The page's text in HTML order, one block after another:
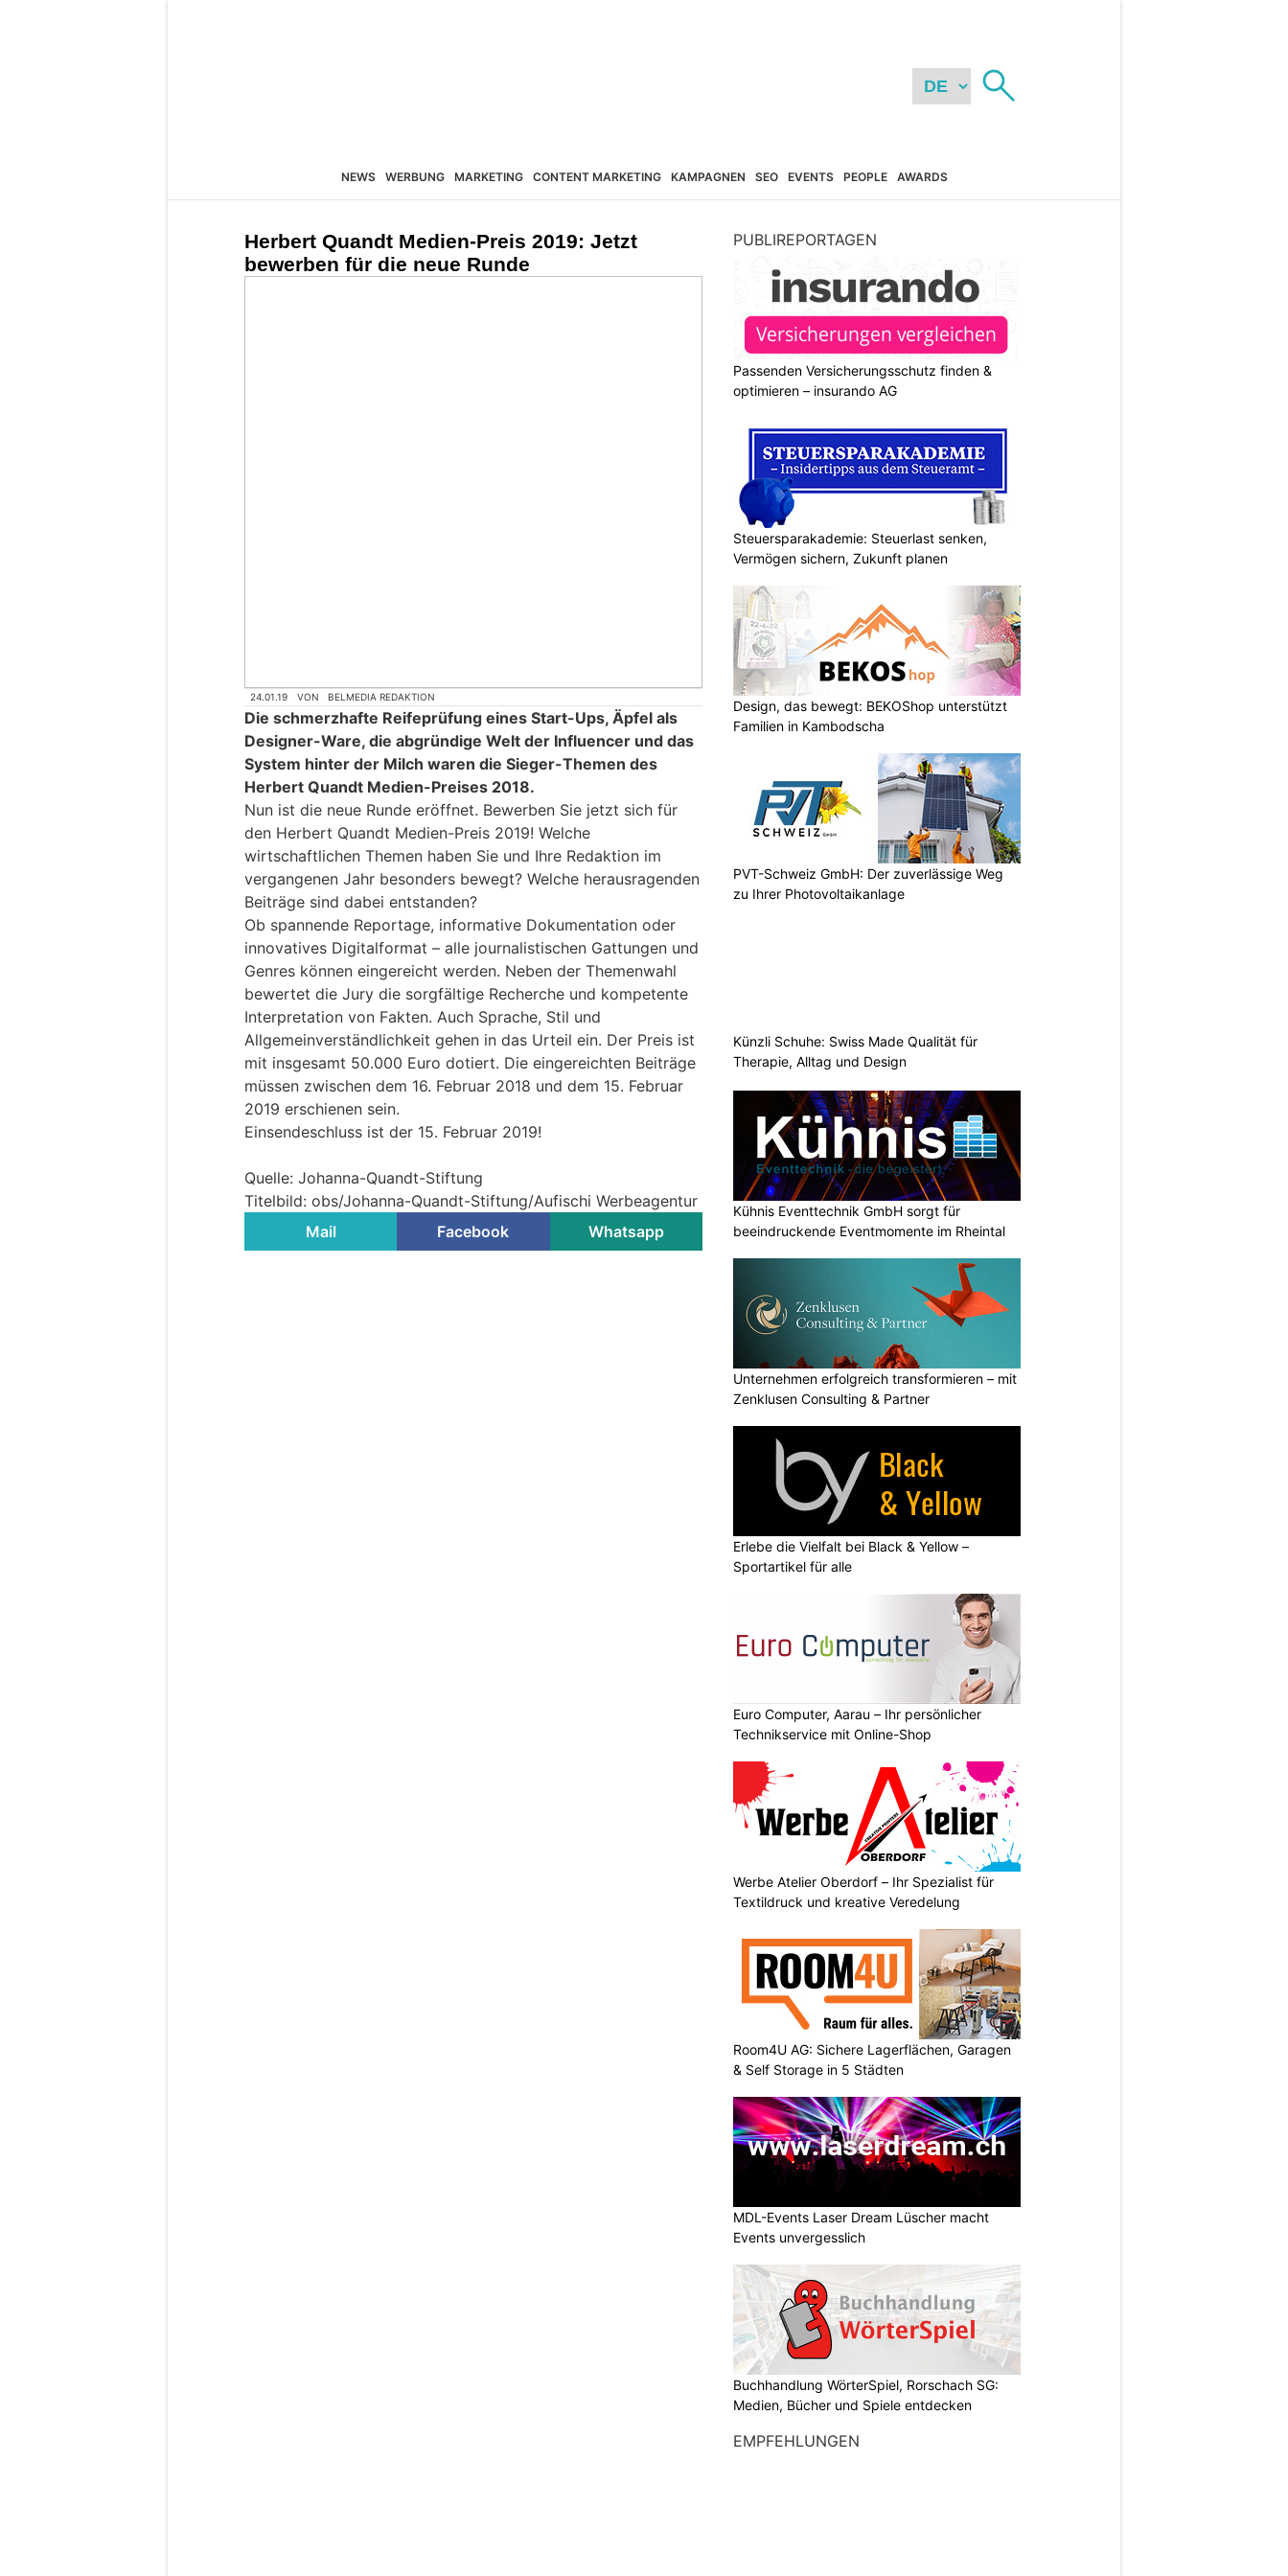
NEWS WERBUNG MARKETING CONTENT MARKETING KAMPAGNEN SEO EVENTS PEOPLE AWARDS
Herbert Quandt Medien-Preis 2019: Jetzt
bewerben für die neue Runde
24.01.19 VON BELMEDIA REDAKTION
Die schmerzhafte Reifeprüfung eines Start-Ups, Äpfel als
Designer-Ware, die abgründige Welt der Influencer und das
System hinter der Milch waren die Sieger-Themen des
Herbert Quandt Medien-Preises 2018.
Nun ist die neue Runde eröffnet. Bewerben Sie jetzt sich für
den Herbert Quandt Medien-Preis 2019! Welche
wirtschaftlichen Themen haben Sie und Ihre Redaktion im
vergangenen Jahr besonders bewegt? Welche herausragenden
Beiträge sind dabei entstanden?
Ob spannende Reportage, informative Dokumentation oder
innovatives Digitalformat – alle journalistischen Gattungen und
Genres können eingereicht werden. Neben der Themenwahl
bewertet die Jury die sorgfältige Recherche und kompetente
Interpretation von Fakten. Auch Sprache, Stil und
Allgemeinverständlichkeit gehen in das Urteil ein. Der Preis ist
mit insgesamt 50.000 Euro dotiert. Die eingereichten Beiträge
müssen zwischen dem 16. Februar 2018 und dem 15. Februar
2019 erschienen sein.
Einsendeschluss ist der 15. Februar 2019!
Quelle: Johanna-Quandt-Stiftung
Titelbild: obs/Johanna-Quandt-Stiftung/Aufischi Werbeagentur
Mail
Facebook Whatsapp
PUBLIREPORTAGEN
Passenden Versicherungsschutz finden &
optimieren – insurando AG
Steuersparakademie: Steuerlast senken,
Vermögen sichern, Zukunft planen
Design, das bewegt: BEKOShop unterstützt
Familien in Kambodscha
PVT-Schweiz GmbH: Der zuverlässige Weg
zu Ihrer Photovoltaikanlage
Künzli Schuhe: Swiss Made Qualität für
Therapie, Alltag und Design
Kühnis Eventtechnik GmbH sorgt für
beeindruckende Eventmomente im Rheintal
Unternehmen erfolgreich transformieren – mit
Zenklusen Consulting & Partner
Erlebe die Vielfalt bei Black & Yellow –
Sportartikel für alle
Euro Computer, Aarau – Ihr persönlicher
Technikservice mit Online-Shop
Werbe Atelier Oberdorf – Ihr Spezialist für
Textildruck und kreative Veredelung
Room4U AG: Sichere Lagerflächen, Garagen
& Self Storage in 5 Städten
MDL-Events Laser Dream Lüscher macht
Events unvergesslich
Buchhandlung WörterSpiel, Rorschach SG:
Medien, Bücher und Spiele entdecken
EMPFEHLUNGEN